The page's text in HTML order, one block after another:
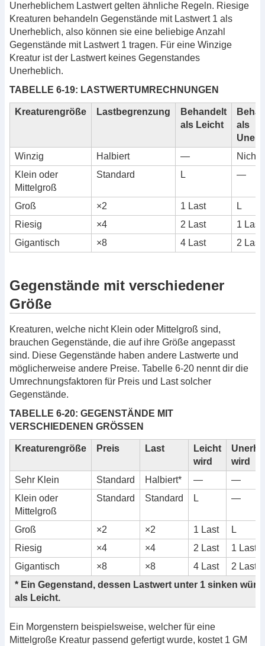
Unerheblichem Lastwert gelten ähnliche Regeln. Riesige
Kreaturen behandeln Gegenstände mit Lastwert 1 als
Unerheblich, also können sie eine beliebige Anzahl
Gegenstände mit Lastwert 1 tragen. Für eine Winzige
Kreatur ist der Lastwert keines Gegenstandes
Unerheblich.
TABELLE 6-19: LASTWERTUMRECHNUNGEN
Kreaturengröße Lastbegrenzung
Behandelt
als Leicht
als
Winzig
Halbiert —
Nichts
Klein oder
Mittelgroß
Standard L —
Groß ×2 1 Last
L
Riesig
×4 2 Last
1 Last
Gigantisch
×8 4 Last 2 Last
Gegenstände mit verschiedener
Größe
Kreaturen, welche nicht Klein oder Mittelgroß sind,
brauchen Gegenstände, die auf ihre Größe angepasst
sind. Diese Gegenstände haben andere Lastwerte und
möglicherweise andere Preise. Tabelle 6-20 nennt dir die
Umrechnungsfaktoren für Preis und Last solcher
Gegenstände.
TABELLE 6-20: GEGENSTÄNDE MIT
VERSCHIEDENEN GRÖSSEN
Kreaturengröße Preis Last
Leicht
wird
wird
Sehr Klein
Standard Halbiert* —
—
Klein oder
Mittelgroß
Standard Standard L —
Groß ×2 ×2 1 Last
L
Riesig
×4 ×4 2 Last
1 Last
Gigantisch
×8 ×8 4 Last
2 Last
* Ein Gegenstand, dessen Lastwert unter 1 sinken
als Leicht.
Ein Morgenstern beispielsweise, welcher für eine
Mittelgroße Kreatur passend gefertigt wurde, kostet 1 GM